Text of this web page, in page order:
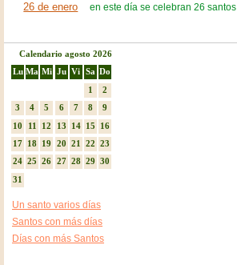
26 de enero en este día se celebran 26 santos
Calendario agosto 2026
Lu Ma Mi Ju Vi Sa Do
1
2
3
4 5 6 7 8
9
10
11 12 13 14 15
16
17 18 19 20 21 22
23
24 25 26 27 28 29
30
31
Un santo varios días
Santos con más días
Días con más Santos